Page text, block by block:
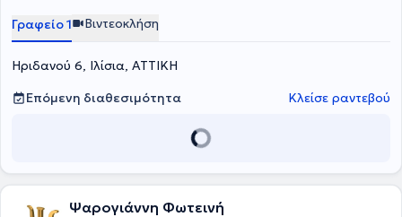
Γραφείο 1 Βιντεοκλήση
Ηριδανού 6, Ιλίσια, ΑΤΤΙΚΗ
Επόμενη διαθεσιμότητα
Κλείσε ραντεβού
Ψαρογιάννη Φωτεινή